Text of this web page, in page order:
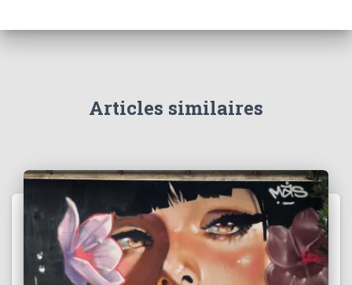
Articles similaires